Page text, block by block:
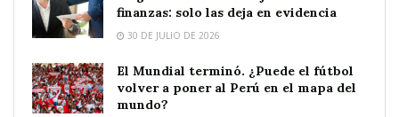
finanzas: solo las deja en evidencia
30 DE JULIO DE 2026
El Mundial terminó. ¿Puede el fútbol
volver a poner al Perú en el mapa del
mundo?